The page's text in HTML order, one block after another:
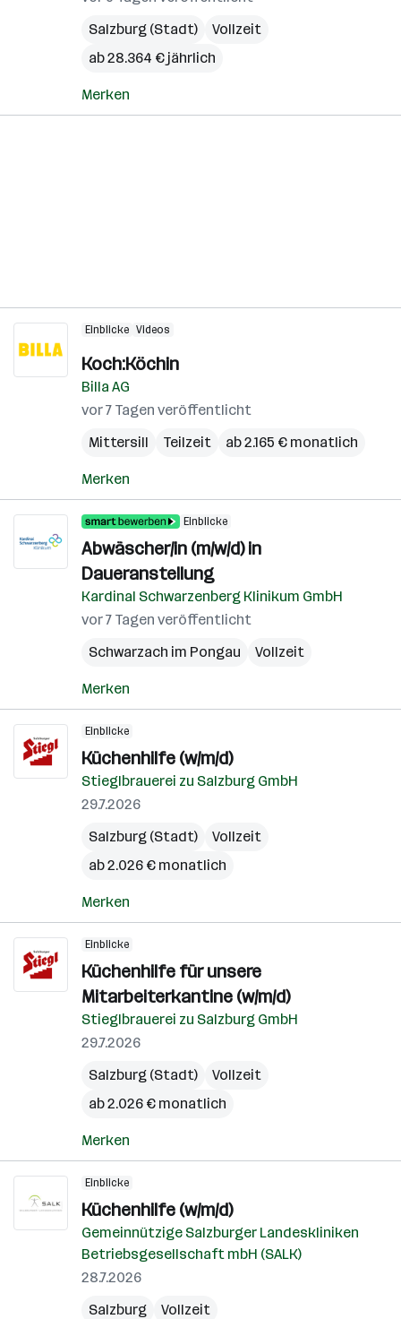
Salzburg (Stadt)
Vollzeit
ab 28.364 € jährlich
Merken
Einblicke Videos
Koch:Köchin
Billa AG
vor 7 Tagen veröffentlicht
Mittersill
Teilzeit ab 2.165 € monatlich
Merken
Einblicke
Abwäscher/in (m/w/d) in
Daueranstellung
Kardinal Schwarzenberg Klinikum GmbH
vor 7 Tagen veröffentlicht
Schwarzach im Pongau
Vollzeit
Merken
Einblicke
Küchenhilfe (w/m/d)
Stieglbrauerei zu Salzburg GmbH
29.7.2026
Salzburg (Stadt)
Vollzeit
ab 2.026 € monatlich
Merken
Einblicke
Küchenhilfe für unsere
Mitarbeiterkantine (w/m/d)
Stieglbrauerei zu Salzburg GmbH
29.7.2026
Salzburg (Stadt)
Vollzeit
ab 2.026 € monatlich
Merken
Einblicke
Küchenhilfe (w/m/d)
Gemeinnützige Salzburger Landeskliniken
Betriebsgesellschaft mbH (SALK)
28.7.2026
Salzburg
Vollzeit